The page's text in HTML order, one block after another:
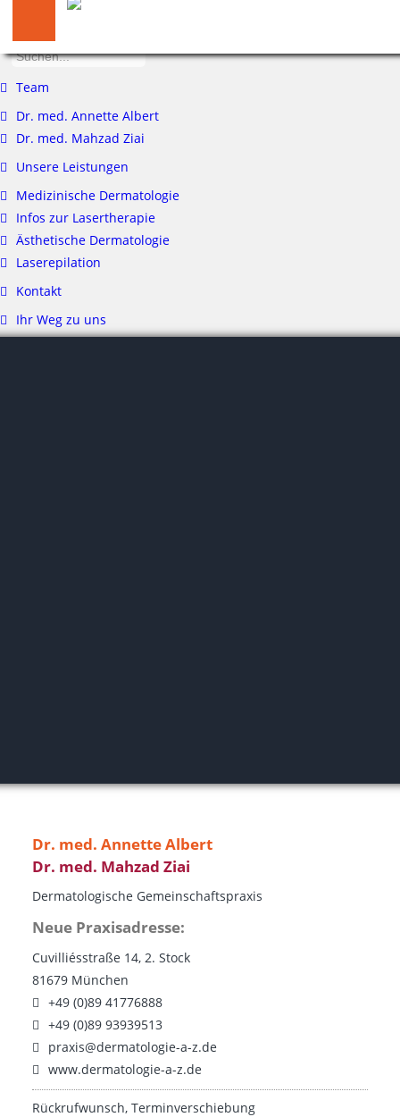
Suchen...
Team
Dr. med. Annette Albert
Dr. med. Mahzad Ziai
Unsere Leistungen
Medizinische Dermatologie
Infos zur Lasertherapie
Ästhetische Dermatologie
Laserepilation
Kontakt
Ihr Weg zu uns
Dr. med. Annette Albert
Dr. med. Mahzad Ziai
Dermatologische Gemeinschaftspraxis
Neue Praxisadresse:
Cuvilliésstraße 14, 2. Stock
81679 München
+49 (0)89 41776888
+49 (0)89 93939513
praxis@dermatologie-a-z.de
www.dermatologie-a-z.de
Rückrufwunsch, Termin­verschiebung